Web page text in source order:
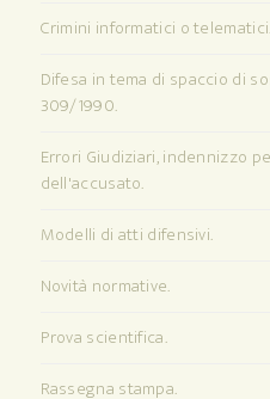
Crimini informatici o telematici.
Difesa in tema di spaccio di
309/1990.
Errori Giudiziari, indennizzo
dell'accusato.
Modelli di atti difensivi.
Novità normative.
Prova scientifica.
Rassegna stampa.